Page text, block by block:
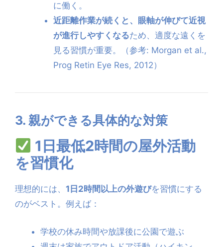
に働く。
近距離作業が続くと、眼軸が伸びて近視
が進行しやすくなるため、適度な遠くを
見る習慣が重要。（参考: Morgan et al.,
Prog Retin Eye Res, 2012）
3. 親ができる具体的な対策
1日最低2時間の屋外活動
を習慣化
理想的には、 1日2時間以上の外遊びを習慣にする
のがベスト。例えば：
学校の休み時間や放課後に公園で遊ぶ